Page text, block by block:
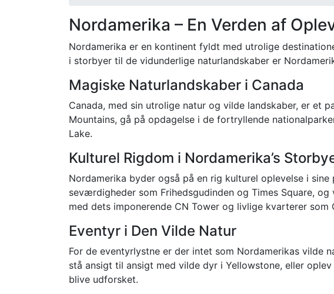
Nordamerika – En Verden af
Nordamerika er en kontinent fyldt med utrolige
i storbyer til de vidunderlige naturlandskaber er
Magiske Naturlandskaber i Canada
Canada, med sin utrolige natur og vilde landskaber, er et
Mountains, gå på opdagelse i de fortryllende
Lake.
Kulturel Rigdom i Nordamerika’s
Nordamerika byder også på en rig kulturel oplevelse i
seværdigheder som Frihedsgudinden og Times Square,
med dets imponerende CN Tower og livlige kvarterer som
Eventyr i Den Vilde Natur
For de eventyrlystne er der intet som Nordamerikas vilde
stå ansigt til ansigt med vilde dyr i Yellowstone, eller
blive udforsket.